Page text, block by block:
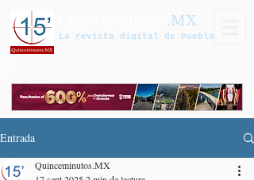
.MX
La revista digital de Puebla
Entrada
Quinceminutos.MX